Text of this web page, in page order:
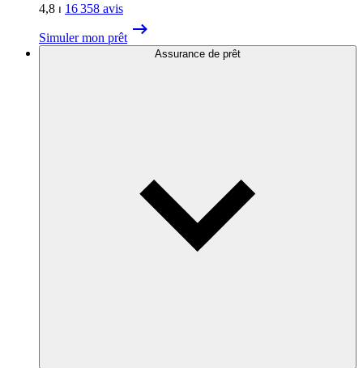
4,8 ⏐ 16 358 avis
Simuler mon prêt
Assurance de prêt